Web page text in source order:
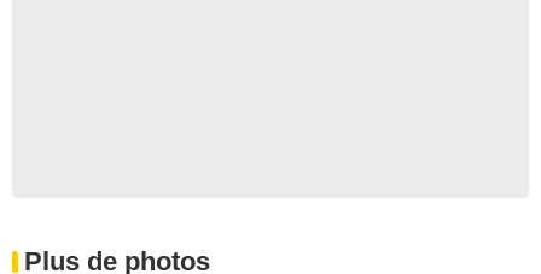
Plus de photos